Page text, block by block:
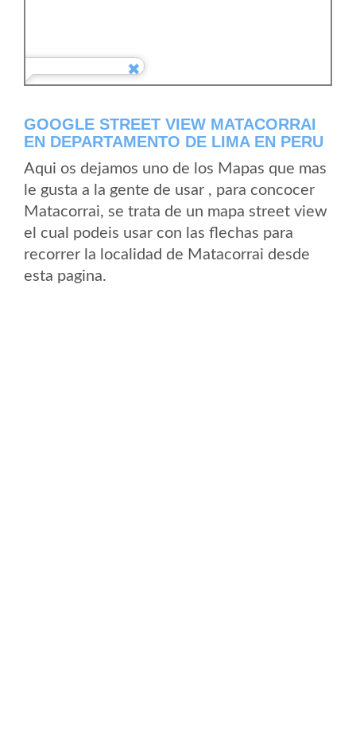
GOOGLE STREET VIEW MATACORRAI
EN DEPARTAMENTO DE LIMA EN PERU
Aqui os dejamos uno de los Mapas que mas
le gusta a la gente de usar , para concocer
Matacorrai, se trata de un mapa street view
el cual podeis usar con las flechas para
recorrer la localidad de Matacorrai desde
esta pagina.